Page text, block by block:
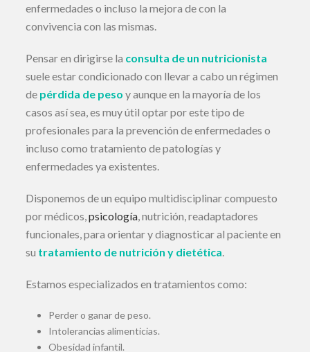
enfermedades o incluso la mejora de con la
convivencia con las mismas.
Pensar en dirigirse la consulta de un nutricionista
suele estar condicionado con llevar a cabo un régimen
de pérdida de peso y aunque en la mayoría de los
casos así sea, es muy útil optar por este tipo de
profesionales para la prevención de enfermedades o
incluso como tratamiento de patologías y
enfermedades ya existentes.
Disponemos de un equipo multidisciplinar compuesto
por médicos,psicología , nutrición, readaptadores
funcionales, para orientar y diagnosticar al paciente en
su tratamiento de nutrición y dietética
Estamos especializados en tratamientos como:
Perder o ganar de peso.
Intolerancias alimenticias.
Obesidad infantil.